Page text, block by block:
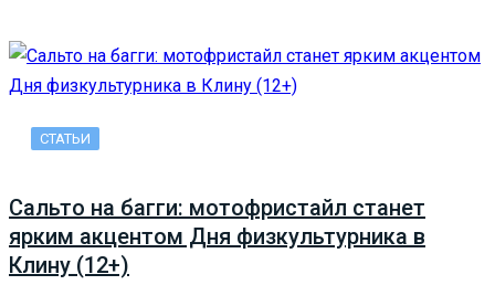
СТАТЬИ
Сальто на багги: мотофристайл станет
ярким акцентом Дня физкультурника в
Клину (12+)